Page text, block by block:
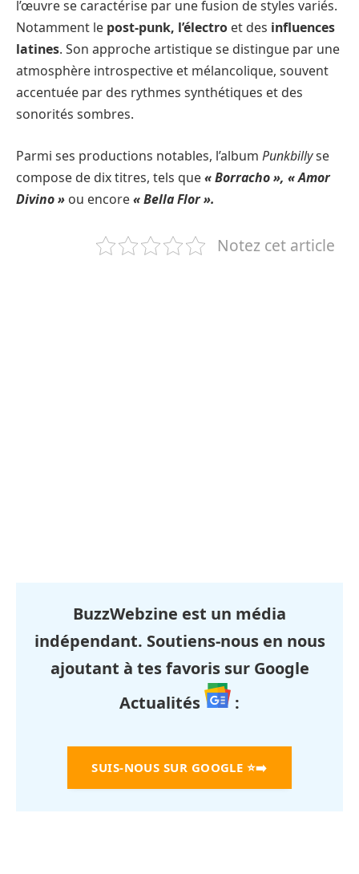
l’œuvre se caractérise par une fusion de styles variés.
Notamment le post-punk, l’électro et des influences
latines. Son approche artistique se distingue par une
atmosphère introspective et mélancolique, souvent
accentuée par des rythmes synthétiques et des
sonorités sombres.
Parmi ses productions notables, l’album Punkbillyse
compose de dix titres, tels que« Borracho », « Amor
Divino » ou encore« Bella Flor ».
Notez cet article
BuzzWebzine est un média
indépendant. Soutiens-nous en nous
ajoutant à tes favoris sur Google
Actualités
:
SUIS-NOUS SUR GOOGLE ⭐➡️